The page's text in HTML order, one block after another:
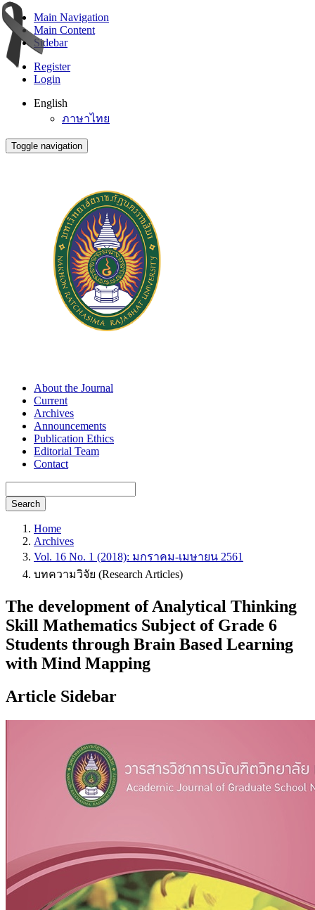
Main Navigation
Main Content
Sidebar
Register
Login
English
ภาษาไทย
Toggle navigation
About the Journal
Current
Archives
Announcements
Publication Ethics
Editorial Team
Contact
Search
Home
Archives
Vol. 16 No. 1 (2018): มกราคม-เมษายน 2561
บทความวิจัย (Research Articles)
The development of Analytical Thinking
Skill Mathematics Subject of Grade 6
Students through Brain Based Learning
with Mind Mapping
Article Sidebar